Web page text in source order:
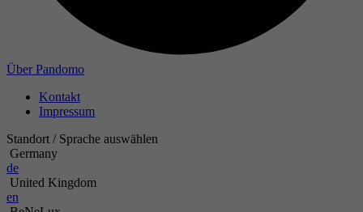
Über Pandomo
Kontakt
Impressum
Standort / Sprache auswählen
Germany
de
United Kingdom
en